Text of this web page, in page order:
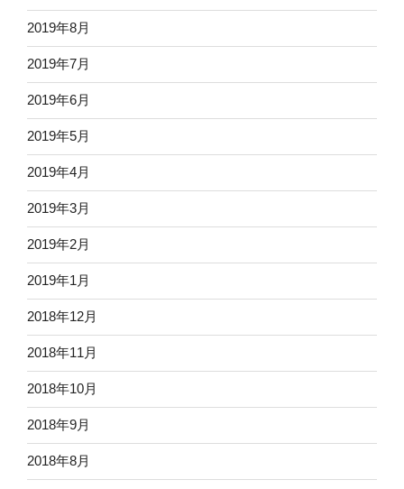
2019年8月
2019年7月
2019年6月
2019年5月
2019年4月
2019年3月
2019年2月
2019年1月
2018年12月
2018年11月
2018年10月
2018年9月
2018年8月